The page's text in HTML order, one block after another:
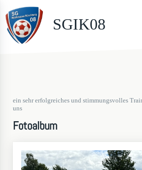
SGIK08
ein sehr erfolgreiches und stimmungsvolles
uns
Fotoalbum